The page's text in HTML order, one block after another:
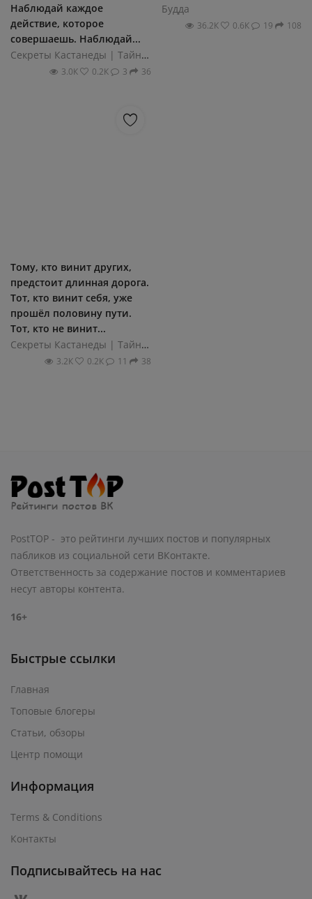
Наблюдай каждое
действие, которое
совершаешь. Наблюдай...
Секреты Кастанеды | Тайный путь воина
3.0К 0.2К 3 36
Будда
36.2К 0.6К 19 108
Тому, кто винит других,
предстоит длинная дорога.
Тот, кто винит себя, уже
прошёл половину пути.
Тот, кто не винит...
Секреты Кастанеды | Тайный путь воина
3.2К 0.2К 11 38
PostTOP - это рейтинги лучших постов и популярных
пабликов из социальной сети ВКонтакте.
Ответственность за содержание постов и комментариев
несут авторы контента.
16+
Быстрые ссылки
Главная
Топовые блогеры
Статьи, обзоры
Центр помощи
Информация
Terms & Conditions
Контакты
Подписывайтесь на нас